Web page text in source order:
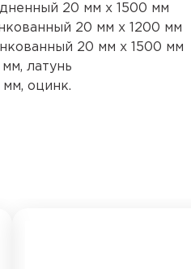
20 мм х 1500 мм
20 мм х 1200 мм
20 мм х 1500 мм
латунь
оцинк.